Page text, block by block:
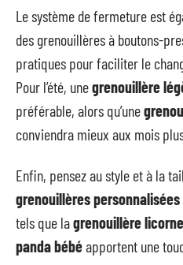
Le système de fermeture est
des grenouillères à boutons-
pratiques pour faciliter le
Pour l’été, unegrenouillère
préférable, alors qu’une
conviendra mieux aux mois
Enfin, pensez au style et à la
grenouillères personnalisées
tels que lagrenouillère
panda bébéapportent une